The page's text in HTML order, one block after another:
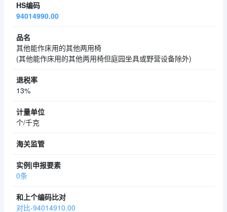
94014990.00
其他能作床用的其他两用椅
(其他能作床用的其他两用椅但庭园坐具或野营设备除外)
13%
个/千克
0条
对比-94014910.00